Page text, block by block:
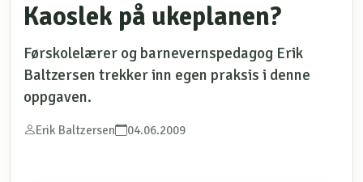
Kaoslek på ukeplanen?
Førskolelærer og barnevernspedagog Erik
Baltzersen trekker inn egen praksis i denne
oppgaven.
Erik Baltzersen 04.06.2009